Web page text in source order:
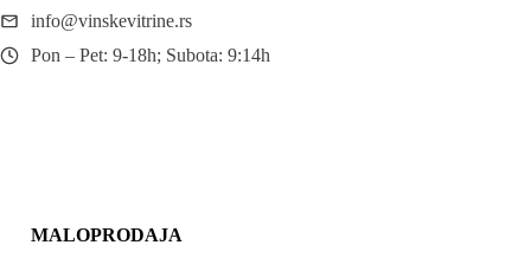
info@vinskevitrine.rs
Pon – Pet: 9-18h; Subota: 9:14h
MALOPRODAJA